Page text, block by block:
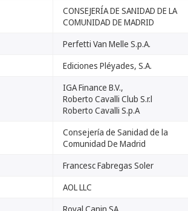
CONSEJERÍA DE SANIDAD DE LA
COMUNIDAD DE MADRID
Perfetti Van Melle S.p.A.
Ediciones Pléyades, S.A.
IGA Finance B.V.,
Roberto Cavalli Club S.r.l
Roberto Cavalli S.p.A
Consejería de Sanidad de la
Comunidad De Madrid
Francesc Fabregas Soler
AOL LLC